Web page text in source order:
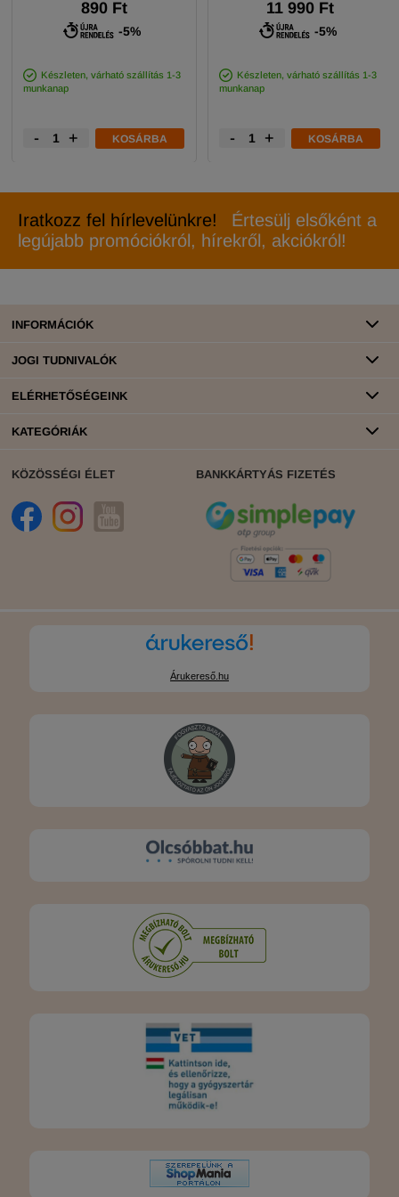
890 Ft
-5%
Készleten, várható szállítás 1-3
munkanap
- + KOSÁRBA
11 990 Ft
-5%
Készleten, várható szállítás 1-3
munkanap
- + KOSÁRBA
Iratkozz fel hírlevelünkre!
Értesülj elsőként a
legújabb promóciókról, hírekről, akciókról!
INFORMÁCIÓK
JOGI TUDNIVALÓK
ELÉRHETŐSÉGEINK
KATEGÓRIÁK
KÖZÖSSÉGI ÉLET BANKKÁRTYÁS FIZETÉS
Árukereső.hu